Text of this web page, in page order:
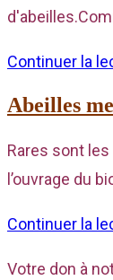
Continuer la
Abeilles
Rares sont
l’ouvrage du
Continuer la
Votre don à